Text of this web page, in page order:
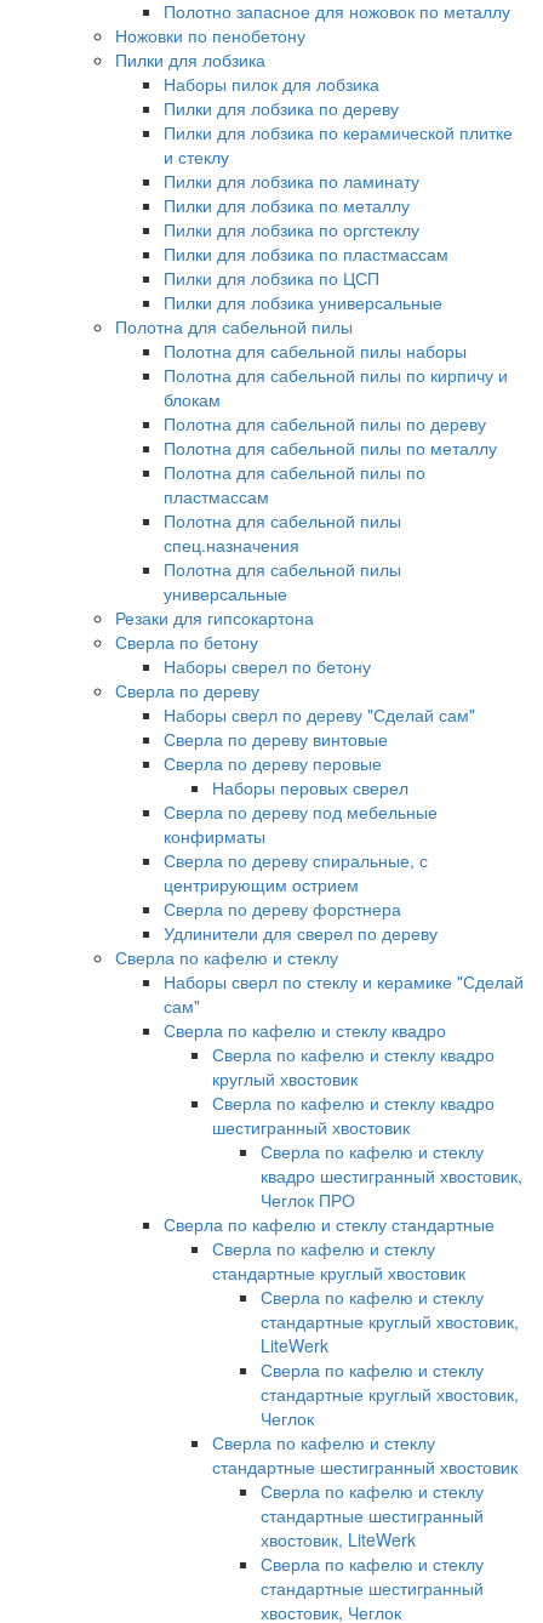
Полотно запасное для ножовок по металлу
Ножовки по пенобетону
Пилки для лобзика
Наборы пилок для лобзика
Пилки для лобзика по дереву
Пилки для лобзика по керамической плитке
и стеклу
Пилки для лобзика по ламинату
Пилки для лобзика по металлу
Пилки для лобзика по оргстеклу
Пилки для лобзика по пластмассам
Пилки для лобзика по ЦСП
Пилки для лобзика универсальные
Полотна для сабельной пилы
Полотна для сабельной пилы наборы
Полотна для сабельной пилы по кирпичу и
блокам
Полотна для сабельной пилы по дереву
Полотна для сабельной пилы по металлу
Полотна для сабельной пилы по
пластмассам
Полотна для сабельной пилы
спец.назначения
Полотна для сабельной пилы
универсальные
Резаки для гипсокартона
Сверла по бетону
Наборы сверел по бетону
Сверла по дереву
Наборы сверл по дереву "Сделай сам"
Сверла по дереву винтовые
Сверла по дереву перовые
Наборы перовых сверел
Сверла по дереву под мебельные
конфирматы
Сверла по дереву спиральные, с
центрирующим острием
Сверла по дереву форстнера
Удлинители для сверел по дереву
Сверла по кафелю и стеклу
Наборы сверл по стеклу и керамике "Сделай
сам"
Сверла по кафелю и стеклу квадро
Сверла по кафелю и стеклу квадро
круглый хвостовик
Сверла по кафелю и стеклу квадро
шестигранный хвостовик
Сверла по кафелю и стеклу
квадро шестигранный хвостовик,
Чеглок ПРО
Сверла по кафелю и стеклу стандартные
Сверла по кафелю и стеклу
стандартные круглый хвостовик
Сверла по кафелю и стеклу
стандартные круглый хвостовик,
LiteWerk
Сверла по кафелю и стеклу
стандартные круглый хвостовик,
Чеглок
Сверла по кафелю и стеклу
стандартные шестигранный хвостовик
Сверла по кафелю и стеклу
стандартные шестигранный
хвостовик, LiteWerk
Сверла по кафелю и стеклу
стандартные шестигранный
хвостовик, Чеглок